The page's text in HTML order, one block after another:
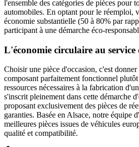
l'ensemble des catégories de pièces pour
automobiles. En optant pour le réemploi,
économie substantielle (50 à 80% par
participant à une démarche éco-
L'économie circulaire au service
Choisir une pièce d'occasion, c'est donner
composant parfaitement fonctionnel
ressources nécessaires à la fabrication
s'inscrit pleinement dans cette démarche
proposant exclusivement des pièces de
garanties. Basée en Alsace, notre équipe
meilleures pièces issues de véhicules
qualité et compatibilité.